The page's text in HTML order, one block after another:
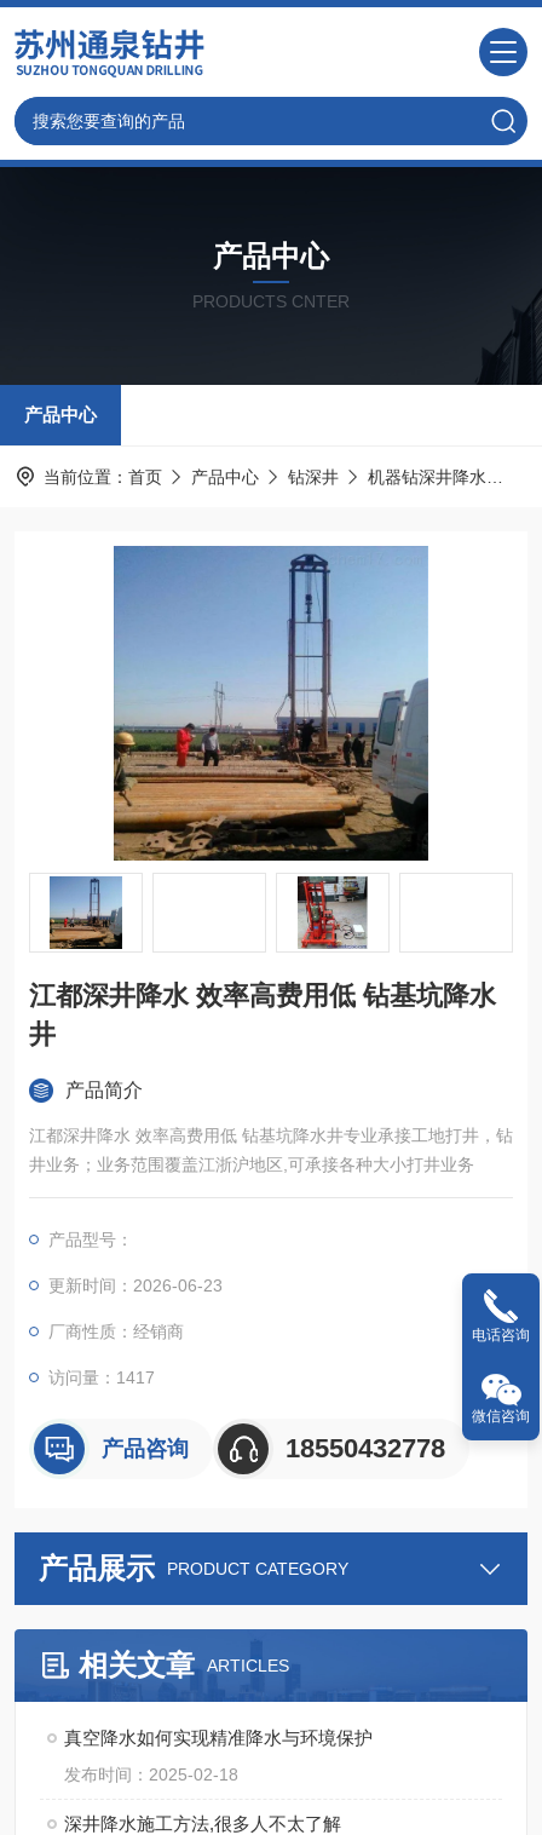
产品中心
PRODUCTS CNTER
产品中心
当前位置： 首页 产品中心 钻深井 机器钻深井降水
江都深井降水 效率高费用低 钻基坑降水
井
产品简介
江都深井降水 效率高费用低 钻基坑降水井专业承接工地打井，钻
井业务；业务范围覆盖江浙沪地区,可承接各种大小打井业务
产品型号：
更新时间：2026-06-23
厂商性质：经销商
访问量：1417
产品咨询 18550432778
产品展示 PRODUCT CATEGORY
相关文章 ARTICLES
真空降水如何实现精准降水与环境保护
发布时间：2025-02-18
深井降水施工方法,很多人不太了解
电话咨询
微信咨询